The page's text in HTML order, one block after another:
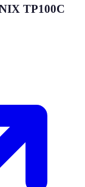
TP100C